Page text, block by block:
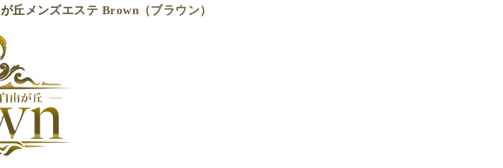
丘メンズエステ Brown（ブラウン）